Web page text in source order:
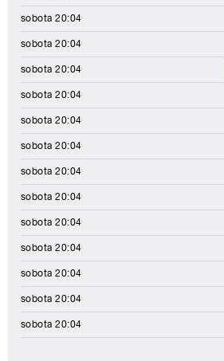
sobota 20:04
sobota 20:04
sobota 20:04
sobota 20:04
sobota 20:04
sobota 20:04
sobota 20:04
sobota 20:04
sobota 20:04
sobota 20:04
sobota 20:04
sobota 20:04
sobota 20:04